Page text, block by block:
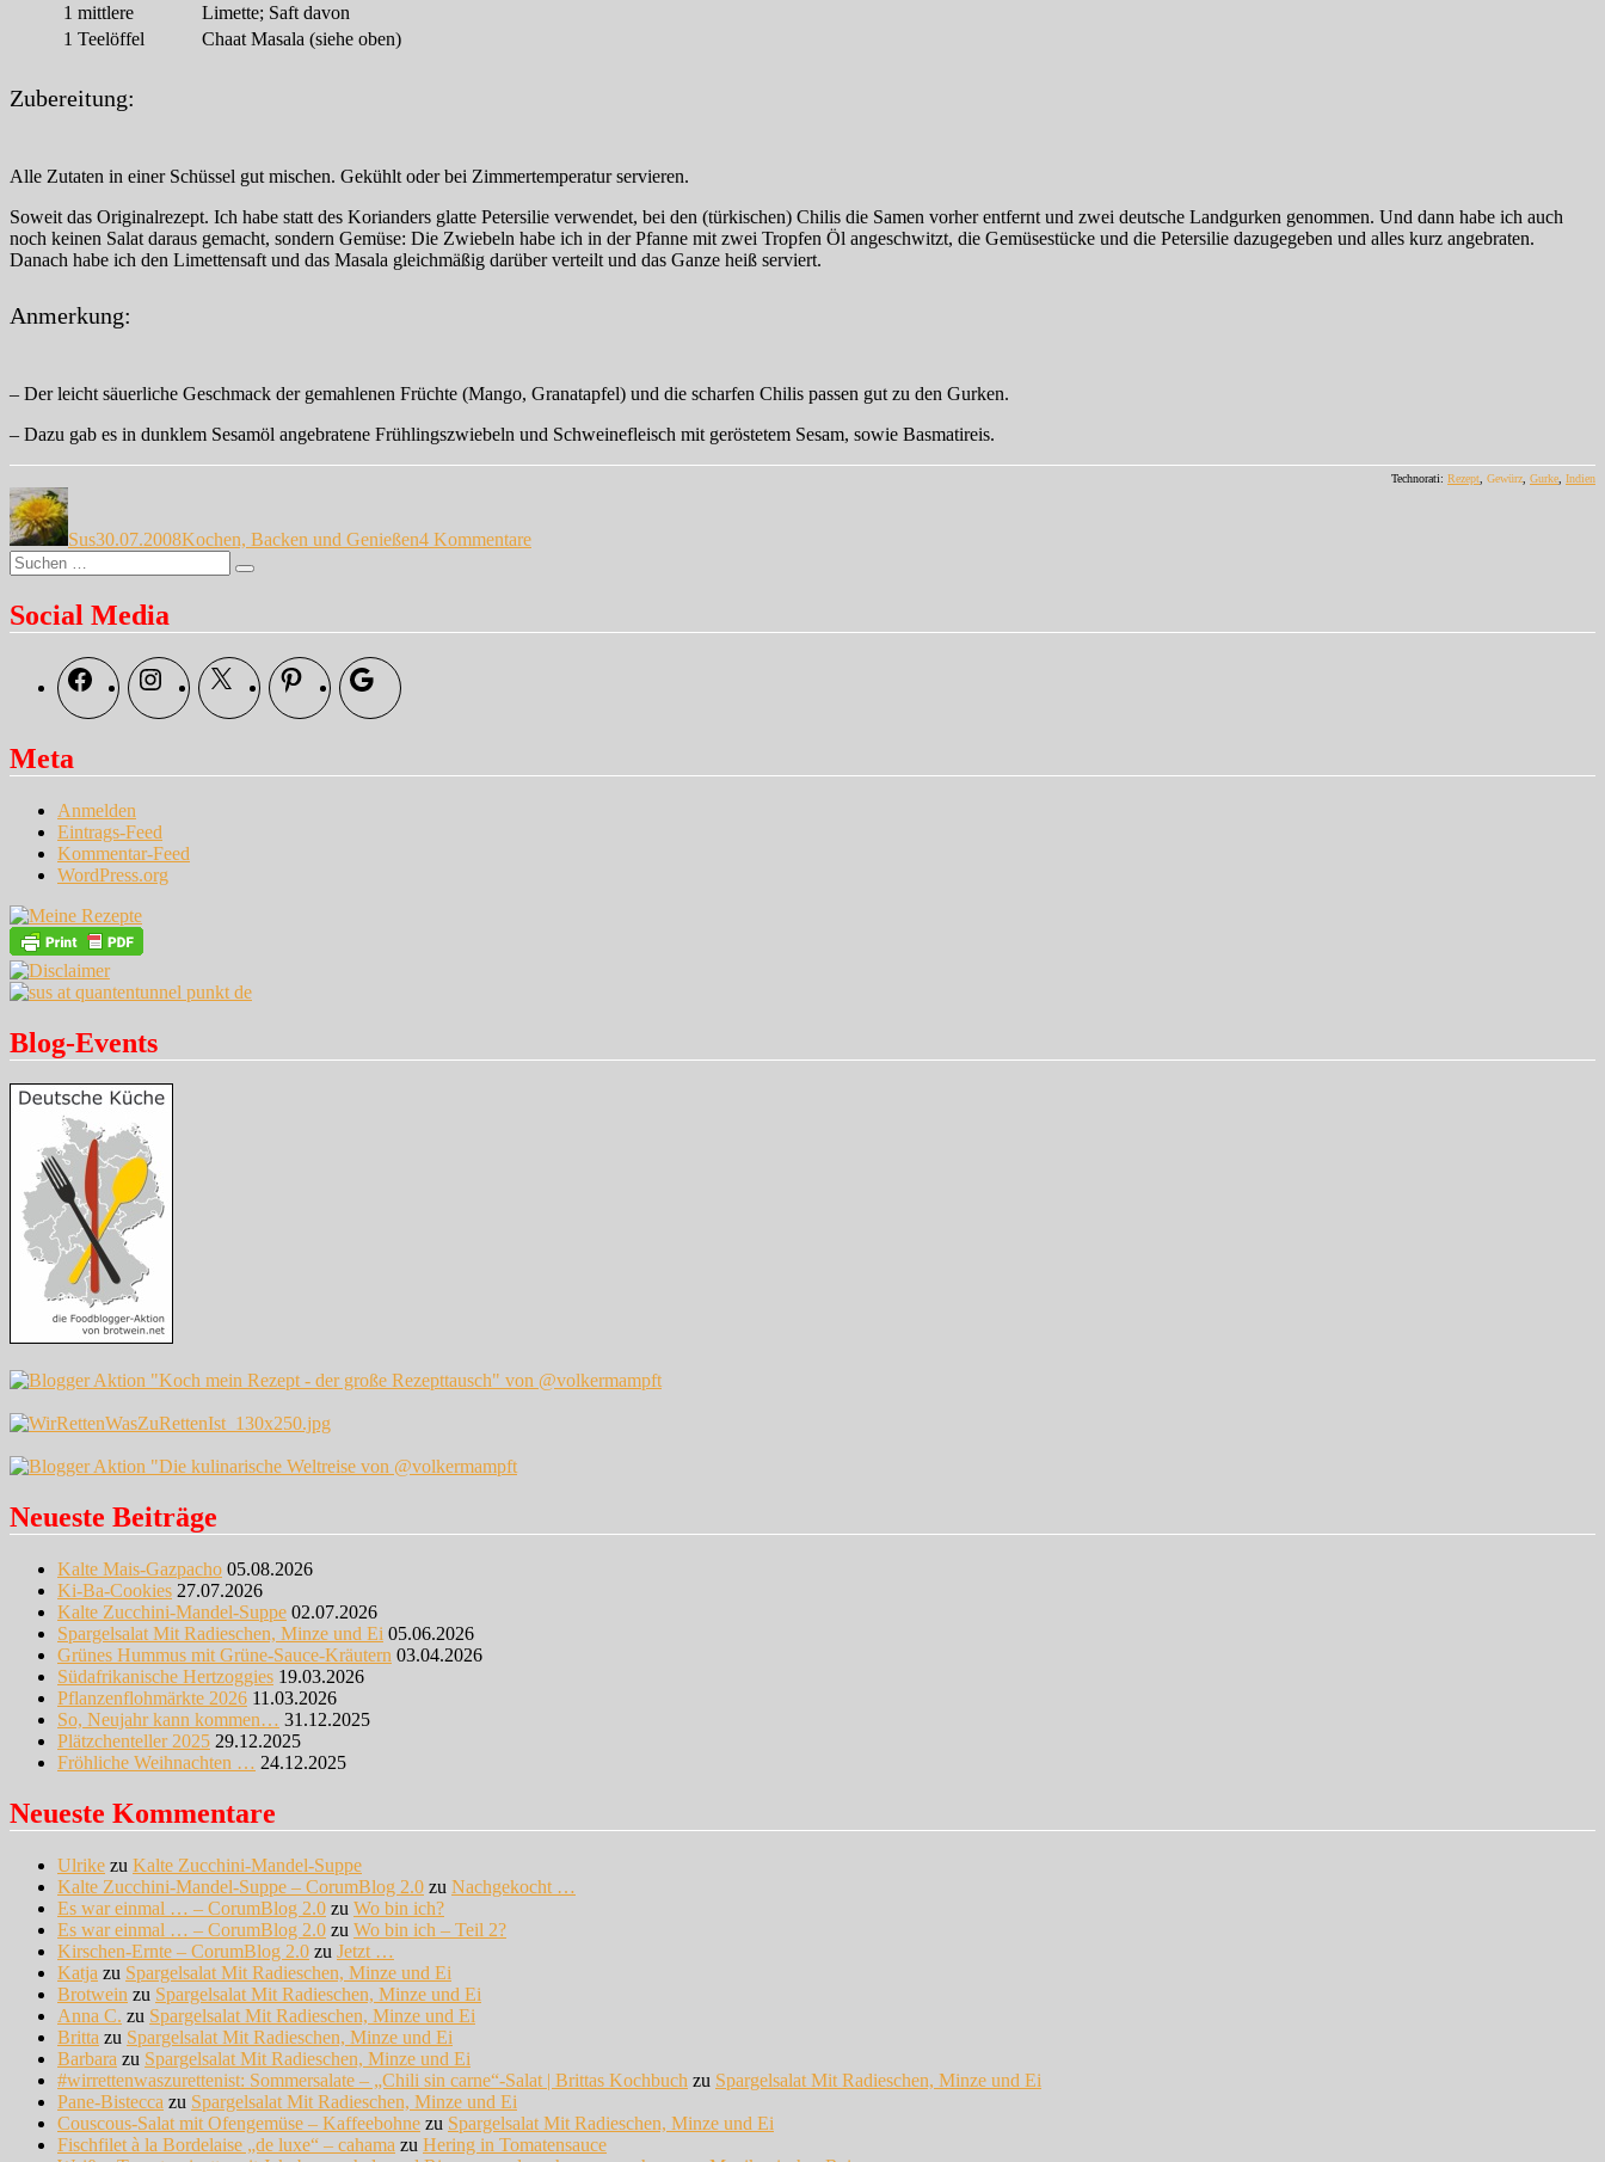
1 mittlere
Limette; Saft davon
1 Teelöffel Chaat Masala (siehe oben)
Zubereitung:
Alle Zutaten in einer Schüssel gut mischen. Gekühlt oder bei Zimmertemperatur servieren.
Soweit das Originalrezept. Ich habe statt des Korianders glatte Petersilie verwendet, bei den (türkischen) Chilis die Samen vorher entfernt und zwei deutsche Landgurken genommen. Und dann habe ich auch
noch keinen Salat daraus gemacht, sondern Gemüse: Die Zwiebeln habe ich in der Pfanne mit zwei Tropfen Öl angeschwitzt, die Gemüsestücke und die Petersilie dazugegeben und alles kurz angebraten.
Danach habe ich den Limettensaft und das Masala gleichmäßig darüber verteilt und das Ganze heiß serviert.
Anmerkung:
– Der leicht säuerliche Geschmack der gemahlenen Früchte (Mango, Granatapfel) und die scharfen Chilis passen gut zu den Gurken.
– Dazu gab es in dunklem Sesamöl angebratene Frühlingszwiebeln und Schweinefleisch mit geröstetem Sesam, sowie Basmatireis.
Technorati: Rezept Gewürz Gurke Indien
Autor
Sus30.07.2008Kochen, Backen und Genießen4 Kommentare…
Suche
nach:
Suchen
Social Media
FacebookInstagramX Pinterest Google
Meta
Anmelden
Eintrags-Feed
Kommentar-Feed
WordPress.org
Blog-Events
Neueste Beiträge
Kalte Mais-Gazpacho 05.08.2026
Ki-Ba-Cookies 27.07.2026
Kalte Zucchini-Mandel-Suppe 02.07.2026
Spargelsalat Mit Radieschen, Minze und Ei 05.06.2026
Grünes Hummus mit Grüne-Sauce-Kräutern 03.04.2026
Südafrikanische Hertzoggies 19.03.2026
Pflanzenflohmärkte 2026 11.03.2026
So, Neujahr kann kommen… 31.12.2025
Plätzchenteller 2025 29.12.2025
Fröhliche Weihnachten … 24.12.2025
Neueste Kommentare
Ulrike zu Kalte Zucchini-Mandel-Suppe
Kalte Zucchini-Mandel-Suppe – CorumBlog 2.0 zu Nachgekocht …
Es war einmal … – CorumBlog 2.0 zu Wo bin ich?
Es war einmal … – CorumBlog 2.0 zu Wo bin ich – Teil 2?
Kirschen-Ernte – CorumBlog 2.0 zu Jetzt …
Katja zu Spargelsalat Mit Radieschen, Minze und Ei
Brotwein zu Spargelsalat Mit Radieschen, Minze und Ei
Anna C. zu Spargelsalat Mit Radieschen, Minze und Ei
Britta zu Spargelsalat Mit Radieschen, Minze und Ei
Barbara zu Spargelsalat Mit Radieschen, Minze und Ei
#wirrettenwaszurettenist: Sommersalate – „Chili sin carne“-Salat | Brittas Kochbuch zu Spargelsalat Mit Radieschen, Minze und Ei
Pane-Bistecca zu Spargelsalat Mit Radieschen, Minze und Ei
Couscous-Salat mit Ofengemüse – Kaffeebohne zu Spargelsalat Mit Radieschen, Minze und Ei
Fischfilet à la Bordelaise „de luxe“ – cahama zu Hering in Tomatensauce